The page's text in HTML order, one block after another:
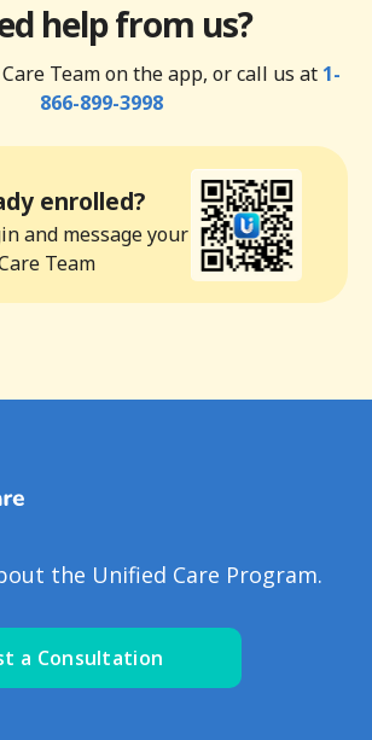
help from us?
Team on the app, or call us at 1-
866-899-3998
enrolled?
and message your
Team
the Unified Care Program.
a Consultation